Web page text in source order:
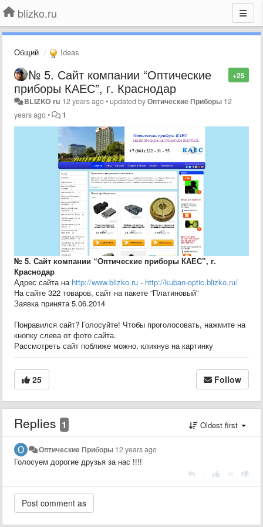
blizko.ru
Общий Ideas
+25
№ 5. Сайт компании “Оптические
приборы КАЕС”, г. Краснодар
BLIZKO ru 12 years ago•updated byОптические Приборы 12
years ago• 1
№ 5. Сайт компании “Оптические приборы КАЕС”, г.
Краснодар
Адрес сайта на http://www.blizko.ru - http://kuban-optic.blizko.ru/
На сайте 322 товаров, сайт на пакете “Платиновый”
Заявка принята 5.06.2014
Понравился сайт? Голосуйте! Чтобы проголосовать, нажмите на
кнопку слева от фото сайта.
Рассмотреть сайт поближе можно, кликнув на картинку
25 Follow
Replies 1 Oldest first
Оптические Приборы 12 years ago
Голосуем дорогие друзья за нас !!!!